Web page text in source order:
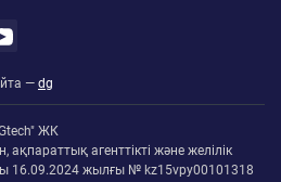
— dg
ЖК
агенттікті және желілік
16.09.2024 жылғы № kz15vpy00101318